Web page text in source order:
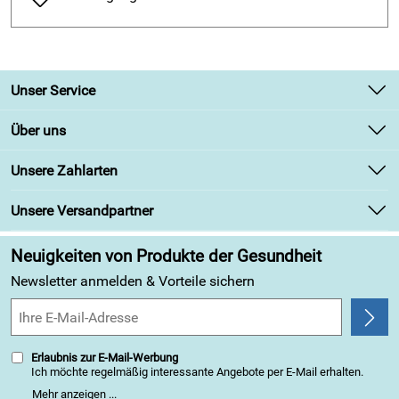
Unser Service
Kontakt
Retourenabwicklung
Lieferbedingungen
Über uns
Unsere Bestseller
Angebote
Kundenbewertungen (313)
4,9/5
Unsere Zahlarten
Unsere Versandpartner
Neuigkeiten von Produkte der Gesundheit
Newsletter anmelden & Vorteile sichern
Erlaubnis zur E-Mail-Werbung
Ich möchte regelmäßig interessante Angebote per E-Mail erhalten.
Mehr anzeigen ...